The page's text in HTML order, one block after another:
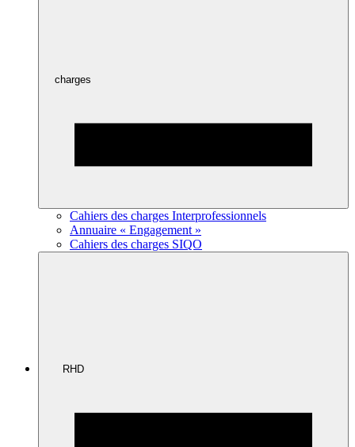
charges
Cahiers des charges Interprofessionnels
Annuaire « Engagement »
Cahiers des charges SIQO
RHD